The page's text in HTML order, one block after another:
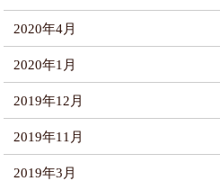
2020年4月
2020年1月
2019年12月
2019年11月
2019年3月